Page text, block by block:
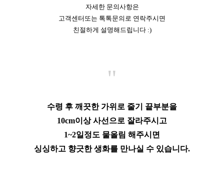
자세한 문의사항은
고객센터또는 톡톡문의로 연락주시면
친절하게 설명해드립니다 :)
"
수령 후 깨끗한 가위로 줄기 끝부분을
10cm이상 사선으로 잘라주시고
1~2일정도 물올림 해주시면
싱싱하고 향긋한 생화를 만나실 수 있습니다.